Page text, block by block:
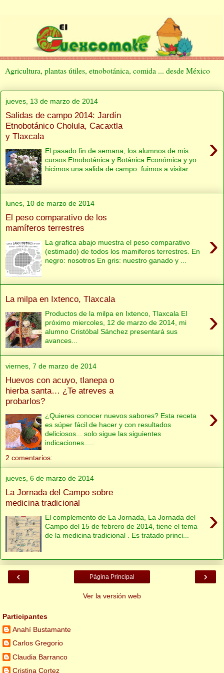
Agricultura, plantas útiles, etnobotánica, comida ... desde México
jueves, 13 de marzo de 2014
Salidas de campo 2014: Jardín
Etnobotánico Cholula, Cacaxtla
y Tlaxcala
›
El pasado fin de semana, los alumnos de mis
cursos Etnobotánica y Botánica Económica y yo
hicimos una salida de campo: fuimos a visitar...
lunes, 10 de marzo de 2014
El peso comparativo de los
mamíferos terrestres
›
La grafica abajo muestra el peso comparativo
(estimado) de todos los mamiferos terrestres. En
negro: nosotros En gris: nuestro ganado y ...
La milpa en Ixtenco, Tlaxcala
›
Productos de la milpa en Ixtenco, Tlaxcala El
próximo miercoles, 12 de marzo de 2014, mi
alumno Cristóbal Sánchez presentará sus
avances...
viernes, 7 de marzo de 2014
Huevos con acuyo, tlanepa o
hierba santa… ¿Te atreves a
probarlos?
›
¿Quieres conocer nuevos sabores? Esta receta
es súper fácil de hacer y con resultados
deliciosos... solo sigue las siguientes
indicaciones.....
2 comentarios:
jueves, 6 de marzo de 2014
La Jornada del Campo sobre
medicina tradicional
›
El complemento de La Jornada, La Jornada del
Campo del 15 de febrero de 2014, tiene el tema
de la medicina tradicional . Es tratado princi...
‹ ›
Página Principal
Ver la versión web
Participantes
Anahí Bustamante
Carlos Gregorio
Claudia Barranco
Cristina Cortez